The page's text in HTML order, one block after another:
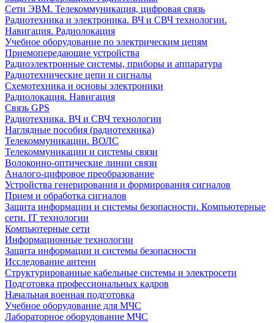
Сети ЭВМ. Телекоммуникация, цифровая связь
Радиотехника и электроника. ВЧ и СВЧ технологии.
Навигация. Радиолокация
Учебное оборудование по электрическим цепям
Приемопередающие устройства
Радиоэлектронные системы, приборы и аппаратура
Радиотехнические цепи и сигналы
Схемотехника и основы электроники
Радиолокация. Навигация
Связь GPS
Радиотехника. ВЧ и СВЧ технологии
Наглядные пособия (радиотехника)
Телекоммуникации. ВОЛС
Телекоммуникации и системы связи
Волоконно-оптические линии связи
Аналого-цифровое преобразование
Устройства генерирования и формирования сигналов
Прием и обработка сигналов
Защита информации и системы безопасности. Компьютерные
сети. IT технологии
Компьютерные сети
Информационные технологии
Защита информации и системы безопасности
Исследование антенн
Структурированные кабельные системы и электросети
Подготовка профессиональных кадров
Начальная военная подготовка
Учебное оборудование для МЧС
Лабораторное оборудование МЧС